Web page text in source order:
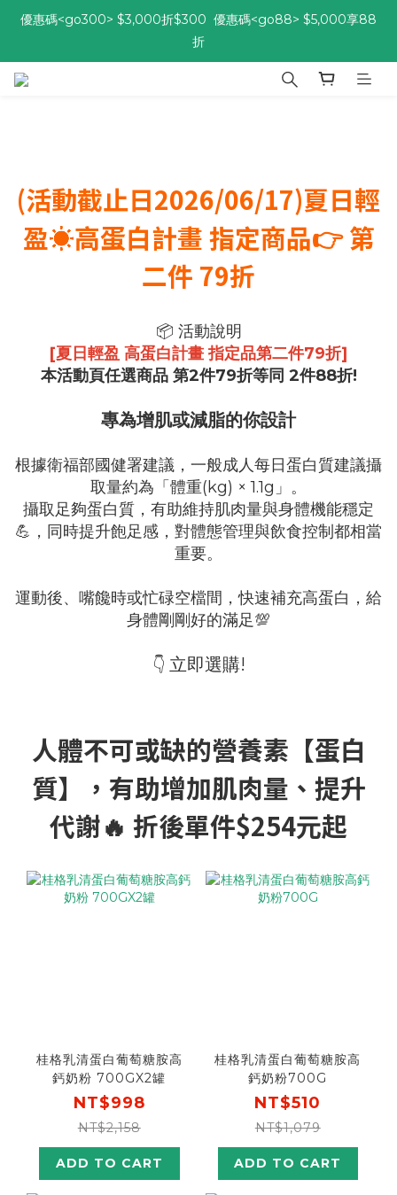
優惠碼<go300> $3,000折$300  優惠碼<go88> $5,000享88
折
折
[自由配每期都85折!] 免綁約! 選擇多、任搭任選，立即了解活動>>
(活動截止日2026/06/17)夏日輕
盈☀️高蛋白計畫 指定商品👉 第
二件 79折
📦 活動說明
[夏日輕盈 高蛋白計畫 指定品第二件79折]
本活動頁任選商品 第2件79折等同 2件88折!
專為增肌或減脂的你設計
根據衛福部國健署建議，一般成人每日蛋白質建議攝
取量約為「體重(kg) × 1.1g」。
攝取足夠蛋白質，有助維持肌肉量與身體機能穩定
💪，同時提升飽足感，對體態管理與飲食控制都相當
重要。
運動後、嘴饞時或忙碌空檔間，快速補充高蛋白，給
身體剛剛好的滿足💯
👇 立即選購!
人體不可或缺的營養素【蛋白
質】，有助增加肌肉量、提升
代謝🔥 折後單件$254元起
桂格乳清蛋白葡萄糖胺高
鈣奶粉 700GX2罐
NT$998
NT$2,158
ADD TO CART
桂格乳清蛋白葡萄糖胺高
鈣奶粉700G
NT$510
NT$1,079
ADD TO CART